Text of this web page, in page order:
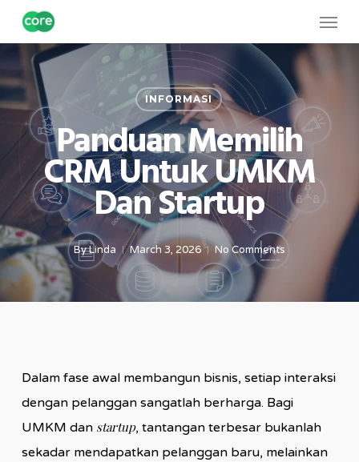
Skip
content
Menu
INFORMASI
Panduan Memilih
CRM Untuk UMKM
Dan Startup
ByLinda March 3, 2026 No Comments
Dalam fase awal membangun bisnis, setiap interaksi
dengan pelanggan sangatlah berharga. Bagi
UMKM dan startup, tantangan terbesar bukanlah
sekadar mendapatkan pelanggan baru, melainkan